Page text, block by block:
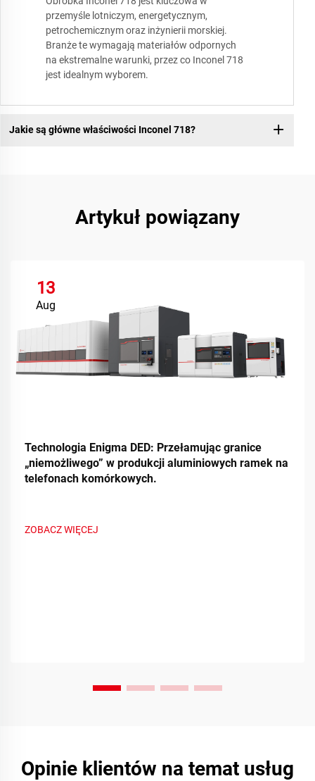
przemyśle lotniczym, energetycznym,
petrochemicznym oraz inżynierii morskiej.
Branże te wymagają materiałów odpornych
na ekstremalne warunki, przez co Inconel 718
jest idealnym wyborem.
Jakie są główne właściwości Inconel 718?
Artykuł powiązany
13
Aug
Technologia Enigma DED: Przełamując granice
„niemożliwego” w produkcji aluminiowych ramek na
telefonach komórkowych.
ZOBACZ WIĘCEJ
Opinie klientów na temat usług